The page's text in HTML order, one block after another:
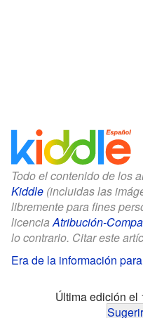
Todo el contenido de los
Kiddle (incluidas las
libremente para fines
licenciaAtribución-
lo contrario. Citar este
Era de la información
Última edición el